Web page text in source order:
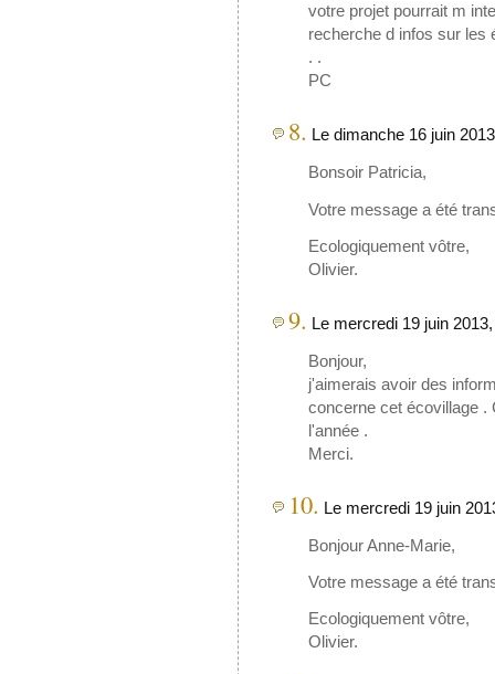
votre projet pourrait m
recherche d infos sur les
. .
PC
8. Le dimanche 16 juin
Bonsoir Patricia,
Votre message a été
Ecologiquement vôtre,
Olivier.
9. Le mercredi 19 juin
Bonjour,
j'aimerais avoir des
concerne cet écovillage .
l'année .
Merci.
10. Le mercredi 19 juin
Bonjour Anne-Marie,
Votre message a été
Ecologiquement vôtre,
Olivier.